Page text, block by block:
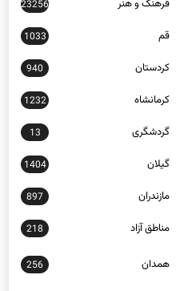
قم 1033
کردستان 940
کرمانشاه 1232
گردشگری 13
گیلان 1404
مازندران 897
مناطق آزاد 218
256